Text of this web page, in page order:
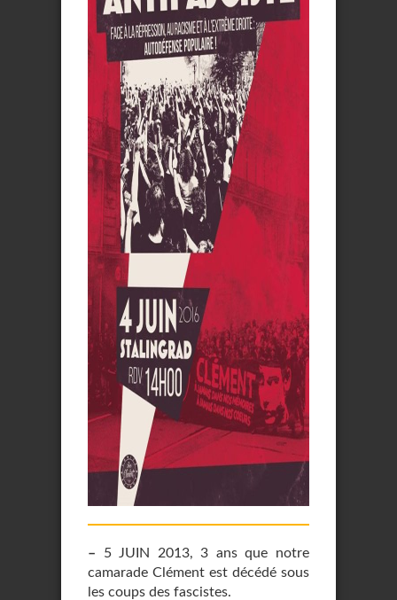
– 5 JUIN 2013, 3 ans que notre
camarade Clément est décédé sous
les coups des fascistes.